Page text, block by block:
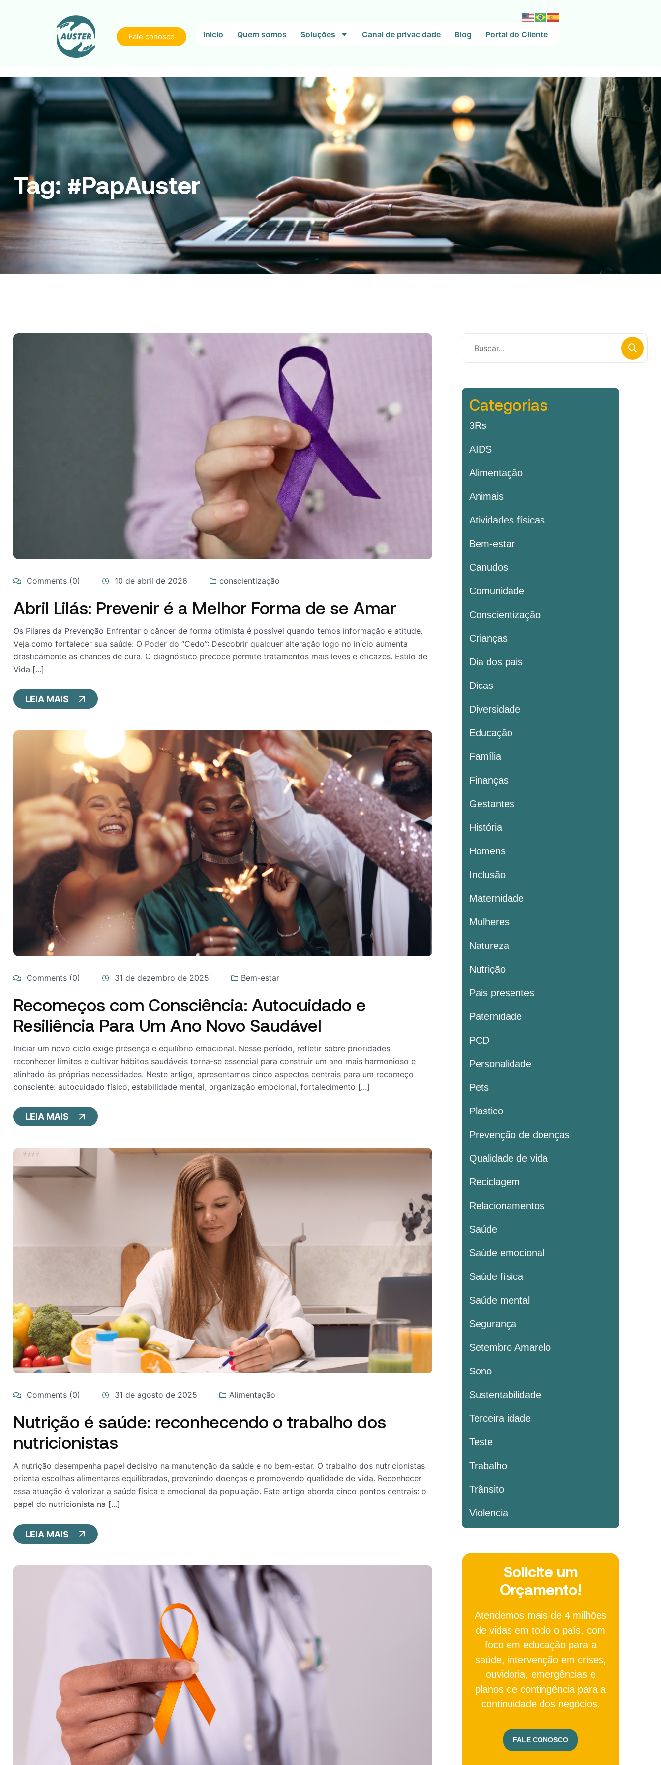
Fale conosco Inicio Quem somos Soluções Canal de privacidade Blog Portal do Cliente
Tag:#PapAuster
Comments (0) 10 de abril de 2026 conscientização
Abril Lilás: Prevenir é a Melhor Forma de se Amar
Os Pilares da Prevenção Enfrentar o câncer de forma otimista é possível quando temos informação e atitude.
Veja como fortalecer sua saúde: O Poder do “Cedo”: Descobrir qualquer alteração logo no início aumenta
drasticamente as chances de cura. O diagnóstico precoce permite tratamentos mais leves e eficazes. Estilo de
Vida [...]
LEIA MAIS
Comments (0) 31 de dezembro de 2025 Bem-estar
Recomeços com Consciência: Autocuidado e
Resiliência Para Um Ano Novo Saudável
Iniciar um novo ciclo exige presença e equilíbrio emocional. Nesse período, refletir sobre prioridades,
reconhecer limites e cultivar hábitos saudáveis torna-se essencial para construir um ano mais harmonioso e
alinhado às próprias necessidades. Neste artigo, apresentamos cinco aspectos centrais para um recomeço
consciente: autocuidado físico, estabilidade mental, organização emocional, fortalecimento [...]
LEIA MAIS
Comments (0) 31 de agosto de 2025 Alimentação
Nutrição é saúde: reconhecendo o trabalho dos
nutricionistas
A nutrição desempenha papel decisivo na manutenção da saúde e no bem-estar. O trabalho dos nutricionistas
orienta escolhas alimentares equilibradas, prevenindo doenças e promovendo qualidade de vida. Reconhecer
essa atuação é valorizar a saúde física e emocional da população. Este artigo aborda cinco pontos centrais: o
papel do nutricionista na [...]
LEIA MAIS
Categorias
3Rs
AIDS
Alimentação
Animais
Atividades físicas
Bem-estar
Canudos
Comunidade
Conscientização
Crianças
Dia dos pais
Dicas
Diversidade
Educação
Família
Finanças
Gestantes
História
Homens
Inclusão
Maternidade
Mulheres
Natureza
Nutrição
Pais presentes
Paternidade
PCD
Personalidade
Pets
Plastico
Prevenção de doenças
Qualidade de vida
Reciclagem
Relacionamentos
Saúde
Saúde emocional
Saúde física
Saúde mental
Segurança
Setembro Amarelo
Sono
Sustentabilidade
Terceira idade
Teste
Trabalho
Trânsito
Violencia
Solicite um
Orçamento!
Atendemos mais de 4 milhões
de vidas em todo o país, com
foco em educação para a
saúde, intervenção em crises,
ouvidoria, emergências e
planos de contingência para a
continuidade dos negócios.
FALE CONOSCO